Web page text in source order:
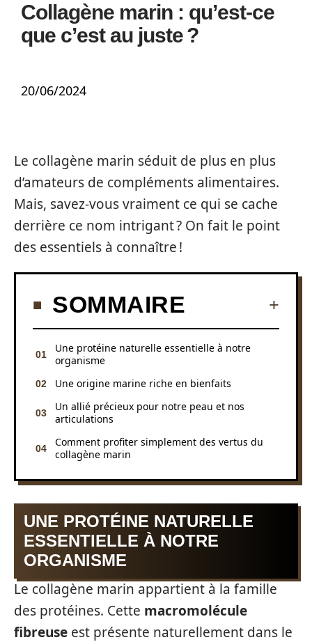
Collagène marin : qu’est-ce
que c’est au juste ?
20/06/2024
Le collagène marin séduit de plus en plus
d’amateurs de compléments alimentaires.
Mais, savez-vous vraiment ce qui se cache
derrière ce nom intrigant ? On fait le point
des essentiels à connaître !
SOMMAIRE
Une protéine naturelle essentielle à notre
organisme
Une origine marine riche en bienfaits
Un allié précieux pour notre peau et nos
articulations
Comment profiter simplement des vertus du
collagène marin
UNE PROTÉINE NATURELLE
ESSENTIELLE À NOTRE
ORGANISME
Le collagène marin appartient à la famille
des protéines. Cette macromolécule
fibreuse est présente naturellement dans le